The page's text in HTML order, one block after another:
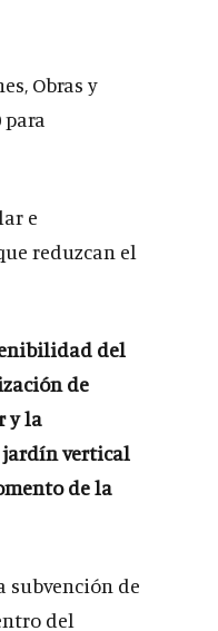
Obras y
e
reduzcan el
del
de
y la
jardín vertical
de la
subvención de
del